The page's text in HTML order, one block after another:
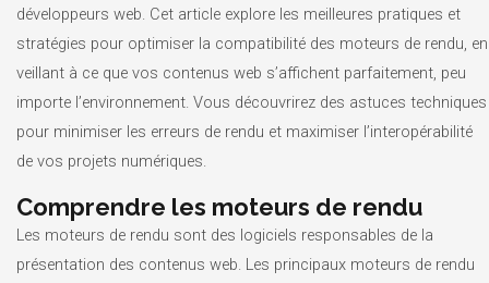
développeurs web. Cet article explore les meilleures pratiques et
stratégies pour optimiser la compatibilité des moteurs de rendu, en
veillant à ce que vos contenus web s’affichent parfaitement, peu
importe l’environnement. Vous découvrirez des astuces techniques
pour minimiser les erreurs de rendu et maximiser l’interopérabilité
de vos projets numériques.
Comprendre les moteurs de rendu
Les moteurs de rendu sont des logiciels responsables de la
présentation des contenus web. Les principaux moteurs de rendu